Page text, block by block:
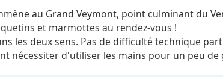
au Grand Veymont, point culminant du
et marmottes au rendez-vous !
les deux sens. Pas de difficulté technique
nécessiter d'utiliser les mains pour un peu